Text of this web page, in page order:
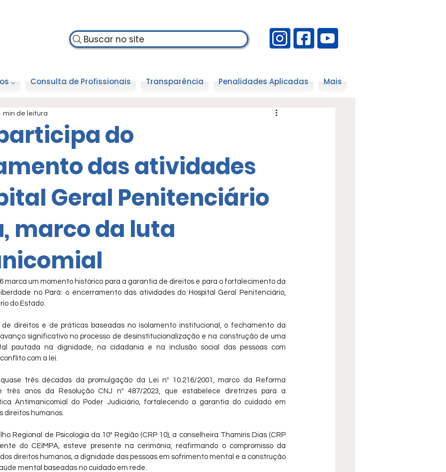
Buscar no site
⌵ Consulta de Profissionais Transparência Penalidades Aplicadas Mais
participa do
das atividades
Geral Penitenciário
marco da luta
min de leitura
marca um momento histórico para a garantia de direitos e para o fortalecimento da
no Pará: o encerramento das atividades do Hospital Geral Penitenciário,
do Estado.
de direitos e de práticas baseadas no isolamento institucional, o fechamento da
significativo no processo de desinstitucionalização e na construção de uma
pautada na dignidade, na cidadania e na inclusão social das pessoas com
com a lei.
três décadas da promulgação da Lei nº 10.216/2001, marco da Reforma
três anos da Resolução CNJ nº 487/2023, que estabelece diretrizes para a
Antimanicomial do Poder Judiciário, fortalecendo a garantia do cuidado em
direitos humanos.
Regional de Psicologia da 10ª Região (CRP 10), a conselheira Thamiris Dias (CRP
do CEIMPA, esteve presente na cerimônia, reafirmando o compromisso da
direitos humanos, a dignidade das pessoas em sofrimento mental e a construção
mental baseadas no cuidado em rede.